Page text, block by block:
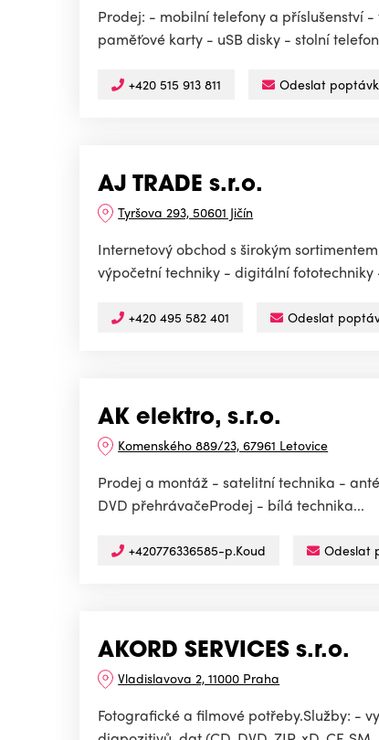
Prodej: - mobilní telefony a příslušenství
paměťové karty - uSB disky - stolní
+420 515 913 811 Odeslat
AJ TRADE s.r.o.
Tyršova 293, 50601 Jičín
Internetový obchod s širokým
výpočetní techniky - digitální fototechniky
+420 495 582 401 Odeslat
AK elektro, s.r.o.
Komenského 889/23, 67961 Letovice
Prodej a montáž - satelitní technika -
DVD přehrávačeProdej - bílá technika...
+420776336585-p.Koud Odeslat
AKORD SERVICES s.r.o.
Vladislavova 2, 11000 Praha
Fotografické a filmové potřeby.Služby: -